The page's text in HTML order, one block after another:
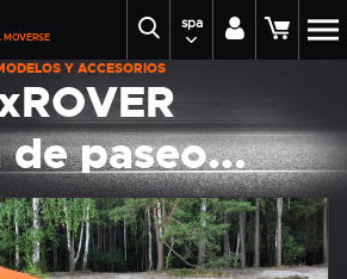
MOVERSE
spa
Y ACCESORIOS
de paseo...